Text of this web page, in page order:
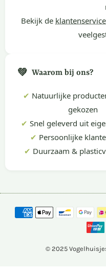
Bekijk de
💚 Waarom bij ons?
✔ Natuurlijke
gekozen
✔ Snel geleverd uit
✔ Persoonlijke
✔ Duurzaam &
© 2025